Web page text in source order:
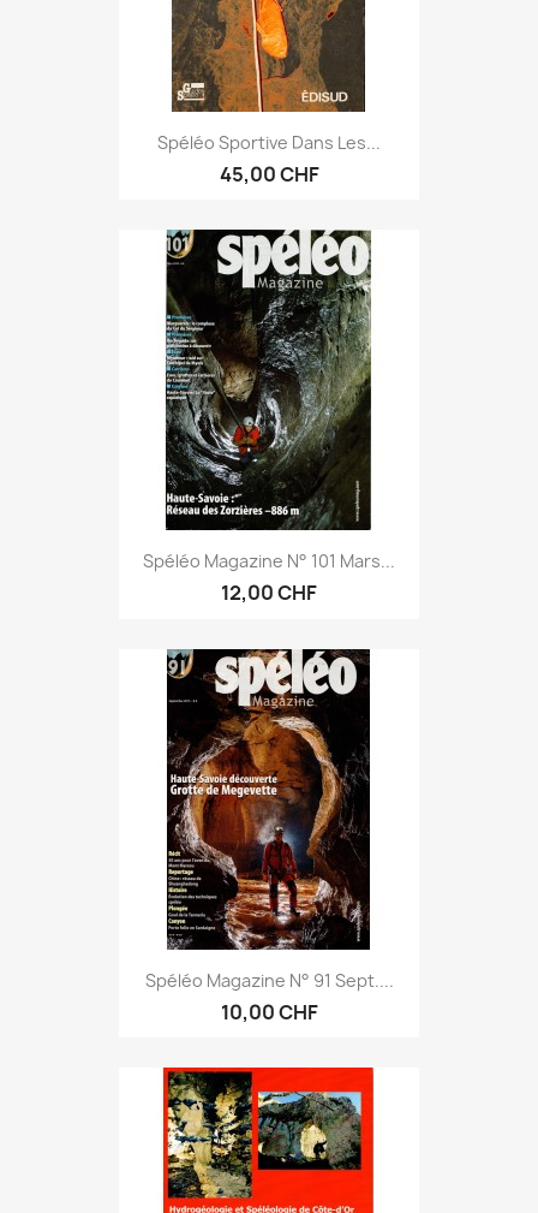
Spéléo Sportive Dans Les...
45,00 CHF
Spéléo Magazine N° 101 Mars...
12,00 CHF
Spéléo Magazine N° 91 Sept....
10,00 CHF